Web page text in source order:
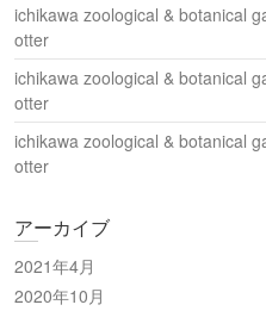
ichikawa zoological & botanical
otter
ichikawa zoological & botanical
otter
ichikawa zoological & botanical
otter
アーカイブ
2021年4月
2020年10月